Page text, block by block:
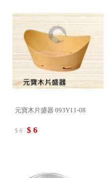
元寶木片盛器 093Y11-08
$ 6 $ 6